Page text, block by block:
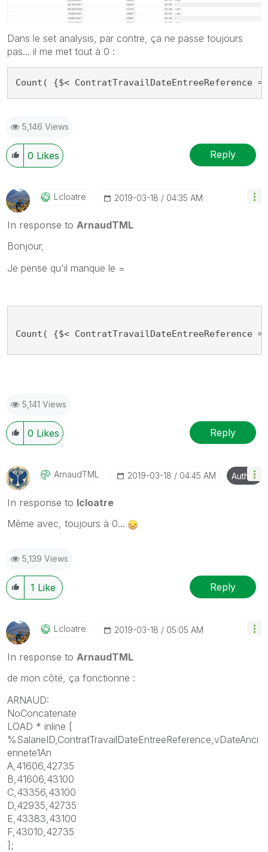
Dans le set analysis, par contre, ça ne passe toujours
pas... il me met tout à 0 :
Count( {$< ContratTravailDateEntreeReference
5,146 Views
0 Likes Reply
Lcloatre ‎2019-03-18 04:35 AM
In response to ArnaudTML
Bonjour,
Je pense qu'il manque le =
Count( {$< ContratTravailDateEntreeReference
5,141 Views
0 Likes Reply
ArnaudTML ‎2019-03-18 04:45 AM Author
In response to lcloatre
Même avec, toujours à 0...
5,139 Views
1 Like Reply
Lcloatre ‎2019-03-18 05:05 AM
In response to ArnaudTML
de mon côté, ça fonctionne :
ARNAUD:
NoConcatenate
LOAD * inline [
%SalarieID,ContratTravailDateEntreeReference,vDateAnci
ennete1An
A,41606,42735
B,41606,43100
C,43356,43100
D,42935,42735
E,43383,43100
F,43010,42735
];